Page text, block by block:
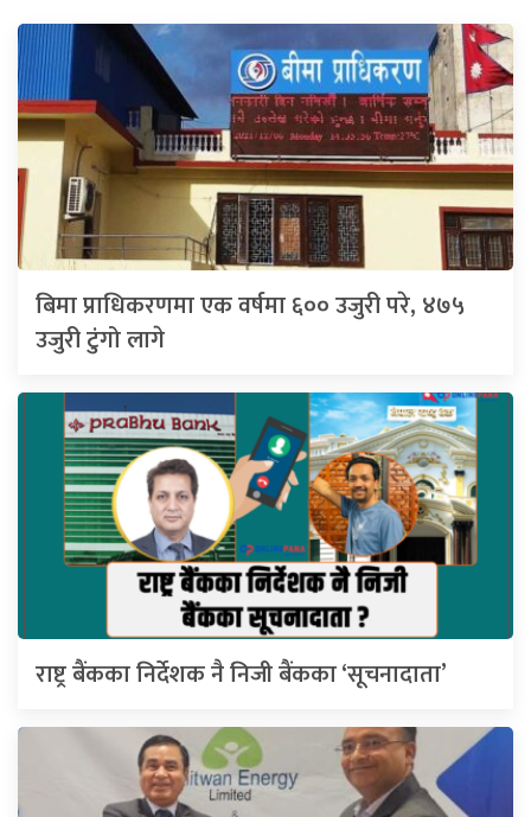
बिमा प्राधिकरणमा एक वर्षमा ६०० उजुरी परे, ४७५
उजुरी टुंगो लागे
राष्ट्र बैंकका निर्देशक नै निजी बैंकका ‘सूचनादाता’